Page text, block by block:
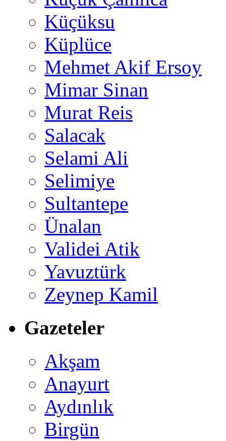
Küçüksu
Küplüce
Mehmet Akif Ersoy
Mimar Sinan
Murat Reis
Salacak
Selami Ali
Selimiye
Sultantepe
Ünalan
Validei Atik
Yavuztürk
Zeynep Kamil
Gazeteler
Akşam
Anayurt
Aydınlık
Birgün